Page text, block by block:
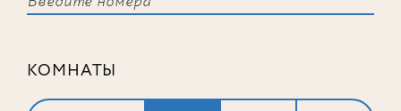
КОМНАТЫ
соответствует ни одного лота